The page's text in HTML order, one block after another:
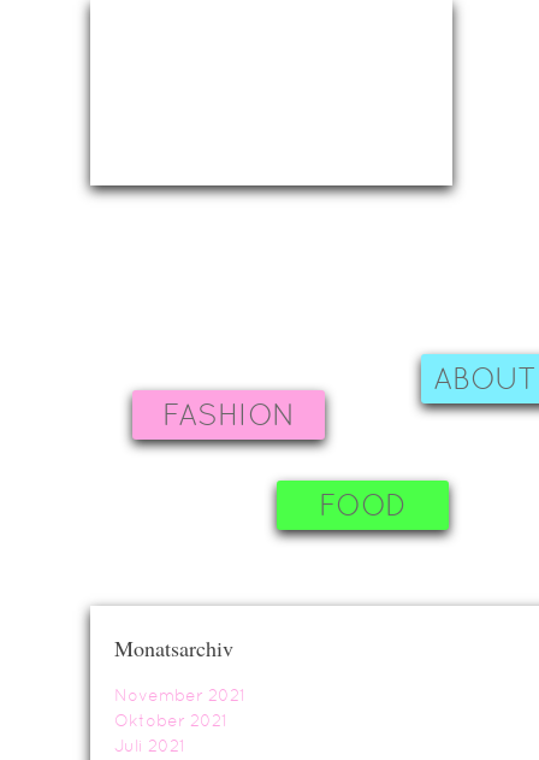
FASHION
FOOD
Monatsarchiv
November 2021
Oktober 2021
Juli 2021